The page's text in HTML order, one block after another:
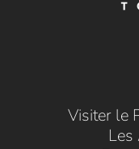
Visiter le
Les